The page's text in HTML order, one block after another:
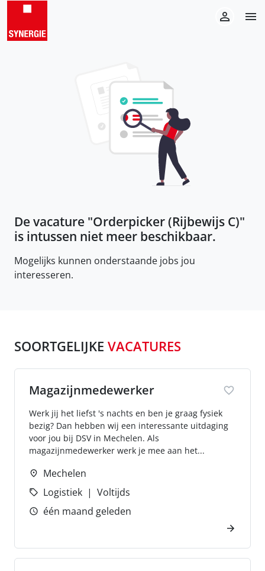
De vacature "Orderpicker (Rijbewijs C)"
is intussen niet meer beschikbaar.
Mogelijks kunnen onderstaande jobs jou
interesseren.
SOORTGELIJKE VACATURES
Magazijnmedewerker
Werk jij het liefst 's nachts en ben je graag fysiek
bezig? Dan hebben wij een interessante uitdaging
voor jou bij DSV in Mechelen. Als
magazijnmedewerker werk je mee aan het...
Mechelen
Logistiek
Voltijds
één maand geleden